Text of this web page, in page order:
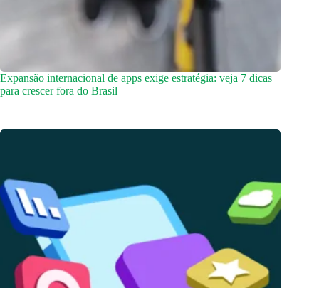
Expansão internacional de apps exige estratégia: veja 7 dicas
para crescer fora do Brasil